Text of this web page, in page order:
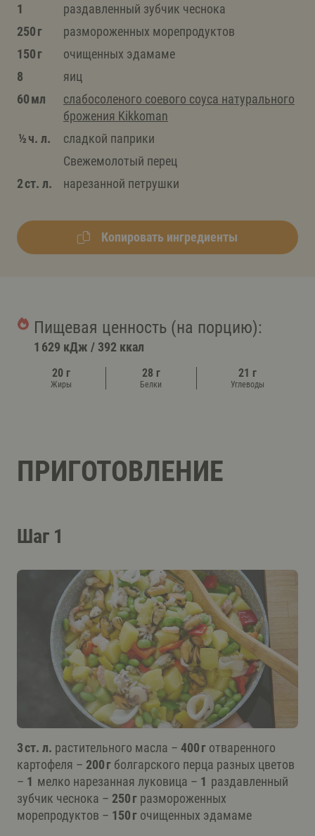
1
раздавленный зубчик чеснока
250 г
размороженных морепродуктов
150 г
очищенных эдамаме
8
яиц
60 мл
слабосоленого соевого соуса натурального
брожения Kikkoman
½ ч. л.
сладкой паприки
Свежемолотый перец
2 ст. л.
нарезанной петрушки
Копировать ингредиенты
Пищевая ценность (на порцию):
1 629 кДж / 392 ккал
20 г
Жиры
28 г
Белки
21 г
Углеводы
ПРИГОТОВЛЕНИЕ
Шаг 1
3 ст. л. растительного масла – 400 г отваренного
картофеля – 200 г болгарского перца разных цветов
– 1 мелко нарезанная луковица – 1 раздавленный
зубчик чеснока – 250 г размороженных
морепродуктов – 150 г очищенных эдамаме